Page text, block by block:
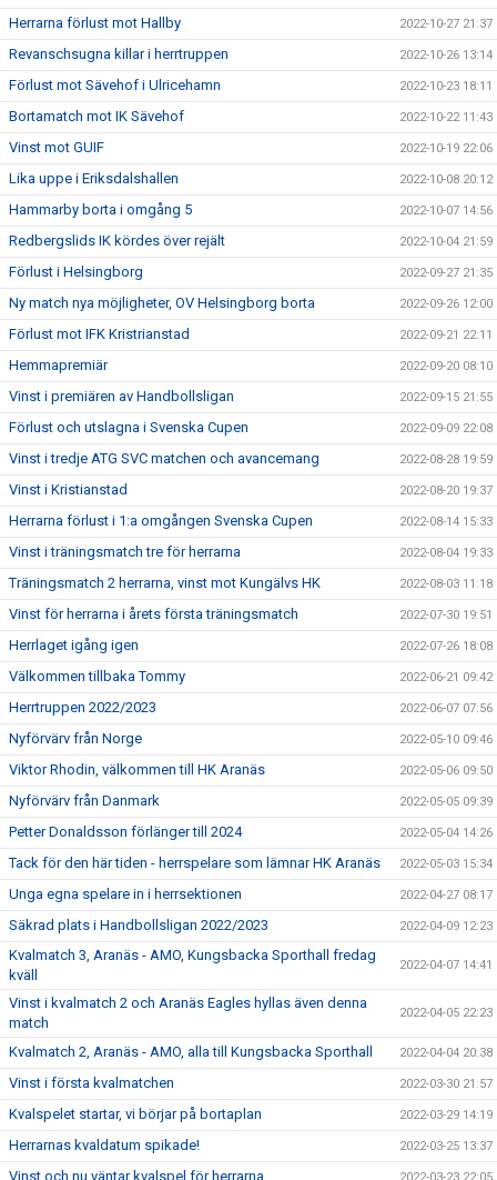
Herrarna förlust mot Hallby 2022-10-27 21:37
Revanschsugna killar i herrtruppen 2022-10-26 13:14
Förlust mot Sävehof i Ulricehamn 2022-10-23 18:11
Bortamatch mot IK Sävehof 2022-10-22 11:43
Vinst mot GUIF 2022-10-19 22:06
Lika uppe i Eriksdalshallen 2022-10-08 20:12
Hammarby borta i omgång 5 2022-10-07 14:56
Redbergslids IK kördes över rejält 2022-10-04 21:59
Förlust i Helsingborg 2022-09-27 21:35
Ny match nya möjligheter, OV Helsingborg borta 2022-09-26 12:00
Förlust mot IFK Kristrianstad 2022-09-21 22:11
Hemmapremiär 2022-09-20 08:10
Vinst i premiären av Handbollsligan 2022-09-15 21:55
Förlust och utslagna i Svenska Cupen 2022-09-09 22:08
Vinst i tredje ATG SVC matchen och avancemang 2022-08-28 19:59
Vinst i Kristianstad 2022-08-20 19:37
Herrarna förlust i 1:a omgången Svenska Cupen 2022-08-14 15:33
Vinst i träningsmatch tre för herrarna 2022-08-04 19:33
Träningsmatch 2 herrarna, vinst mot Kungälvs HK 2022-08-03 11:18
Vinst för herrarna i årets första träningsmatch 2022-07-30 19:51
Herrlaget igång igen 2022-07-26 18:08
Välkommen tillbaka Tommy 2022-06-21 09:42
Herrtruppen 2022/2023 2022-06-07 07:56
Nyförvärv från Norge 2022-05-10 09:46
Viktor Rhodin, välkommen till HK Aranäs 2022-05-06 09:50
Nyförvärv från Danmark 2022-05-05 09:39
Petter Donaldsson förlänger till 2024 2022-05-04 14:26
Tack för den här tiden - herrspelare som lämnar HK Aranäs 2022-05-03 15:34
Unga egna spelare in i herrsektionen 2022-04-27 08:17
Säkrad plats i Handbollsligan 2022/2023 2022-04-09 12:23
Kvalmatch 3, Aranäs - AMO, Kungsbacka Sporthall fredag
kväll
2022-04-07 14:41
Vinst i kvalmatch 2 och Aranäs Eagles hyllas även denna
match
2022-04-05 22:23
Kvalmatch 2, Aranäs - AMO, alla till Kungsbacka Sporthall 2022-04-04 20:38
Vinst i första kvalmatchen 2022-03-30 21:57
Kvalspelet startar, vi börjar på bortaplan 2022-03-29 14:19
Herrarnas kvaldatum spikade! 2022-03-25 13:37
Vinst och nu väntar kvalspel för herrarna